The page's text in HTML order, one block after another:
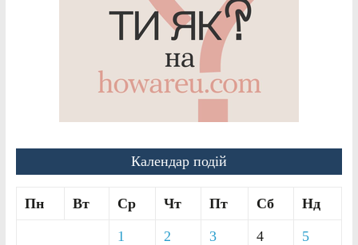
Календар подій
Пн Вт Ср Чт Пт Сб Нд
1 2 3 4 5